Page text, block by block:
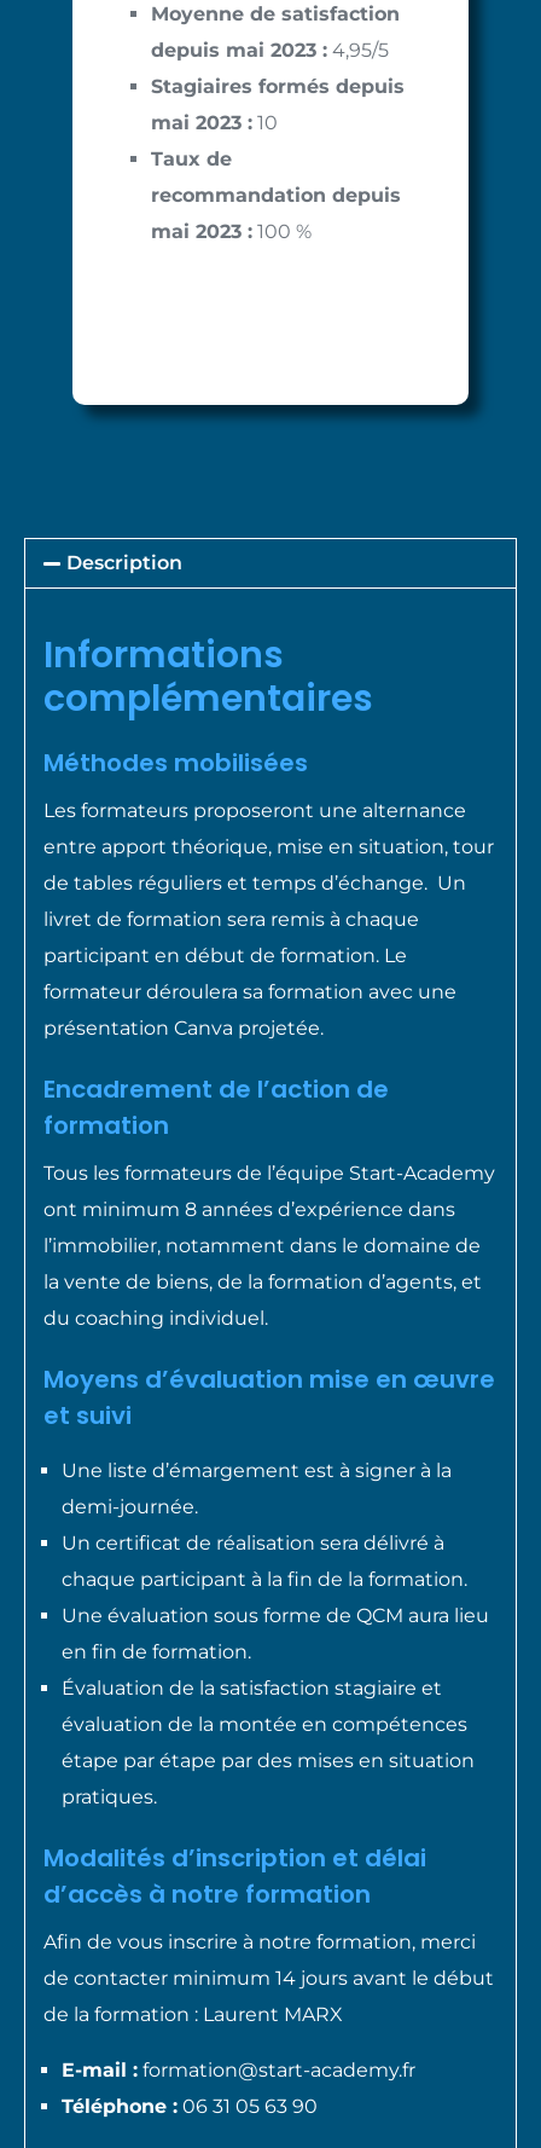
Moyenne de satisfaction
depuis mai 2023 : 4,95/5
Stagiaires formés depuis
mai 2023 : 10
Taux de
recommandation depuis
mai 2023 : 100 %
Description
Informations
complémentaires
Méthodes mobilisées
Les formateurs proposeront une alternance
entre apport théorique, mise en situation, tour
de tables réguliers et temps d’échange. Un
livret de formation sera remis à chaque
participant en début de formation. Le
formateur déroulera sa formation avec une
présentation Canva projetée.
Encadrement de l’action de
formation
Tous les formateurs de l’équipe Start-Academy
ont minimum 8 années d’expérience dans
l’immobilier, notamment dans le domaine de
la vente de biens, de la formation d’agents, et
du coaching individuel.
Moyens d’évaluation mise en œuvre
et suivi
Une liste d’émargement est à signer à la
demi-journée.
Un certificat de réalisation sera délivré à
chaque participant à la fin de la formation.
Une évaluation sous forme de QCM aura lieu
en fin de formation.
Évaluation de la satisfaction stagiaire et
évaluation de la montée en compétences
étape par étape par des mises en situation
pratiques.
Modalités d’inscription et délai
d’accès à notre formation
Afin de vous inscrire à notre formation, merci
de contacter minimum 14 jours avant le début
de la formation : Laurent MARX
E-mail : formation@start-academy.fr
Téléphone : 06 31 05 63 90